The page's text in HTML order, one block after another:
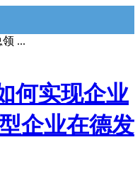
...
何实现企业
企业在德发